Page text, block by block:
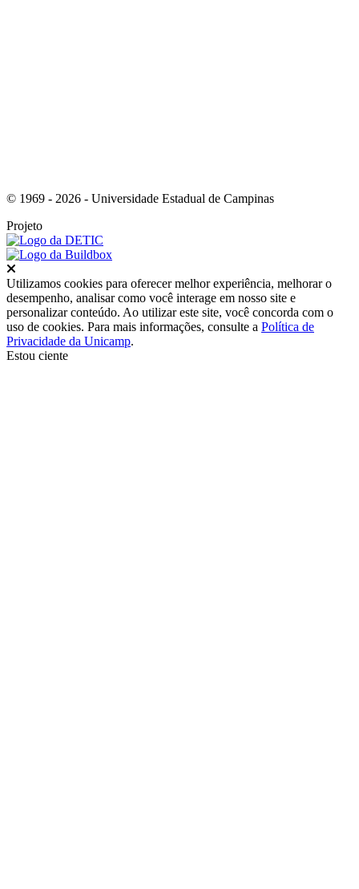
© 1969 - 2026 - Universidade Estadual de Campinas
Projeto
Utilizamos cookies para oferecer melhor experiência, melhorar o
desempenho, analisar como você interage em nosso site e
personalizar conteúdo. Ao utilizar este site, você concorda com o
uso de cookies. Para mais informações, consulte a Política de
Privacidade da Unicamp.
Estou ciente